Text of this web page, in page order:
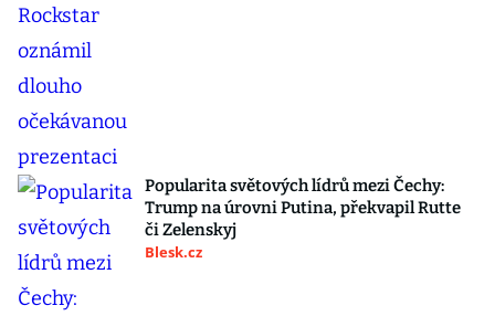
Popularita světových lídrů mezi Čechy:
Trump na úrovni Putina, překvapil Rutte
či Zelenskyj
Blesk.cz